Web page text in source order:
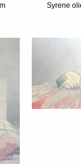
Syrene